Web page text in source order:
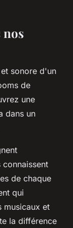
nos
sonore d'un
de
une
dans un
de chaque
qui
musicaux et
la différence